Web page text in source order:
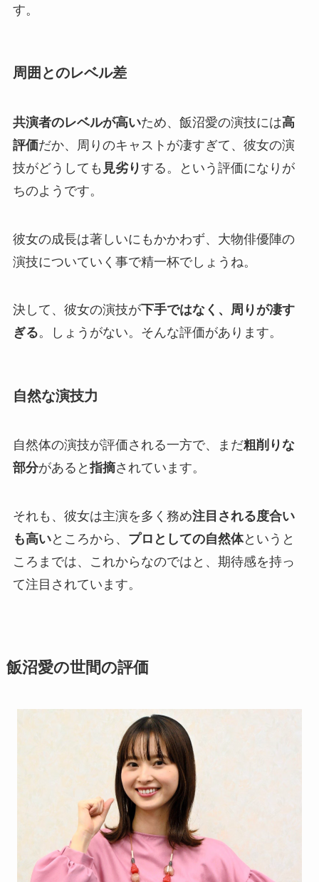
す。
周囲とのレベル差
共演者のレベルが高いため、飯沼愛の演技には高
評価だか、周りのキャストが凄すぎて、彼女の演
技がどうしても 見劣りする。という評価になりが
ちのようです。
彼女の成長は著しいにもかかわず、大物俳優陣の
演技についていく事で精一杯でしょうね。
決して、彼女の演技が下手ではなく、周りが凄す
ぎる。しょうがない。そんな評価があります。
自然な演技力
自然体の演技が評価される一方で、まだ粗削りな
部分があると 指摘されています。
それも、彼女は主演を多く務め注目される度合い
も高いところから、 プロとしての自然体というと
ころまでは、これからなのではと、期待感を持っ
て注目されています。
飯沼愛の世間の評価